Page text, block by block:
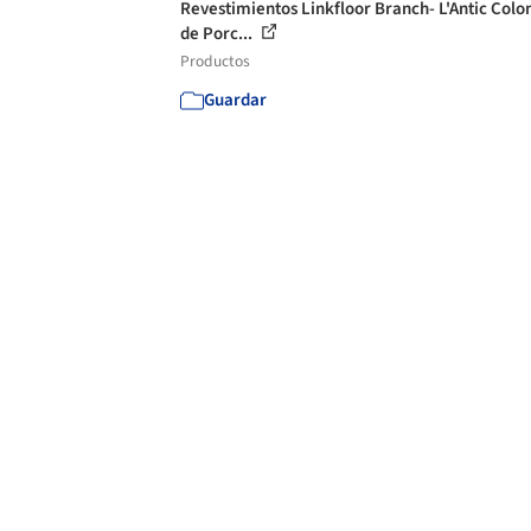
Revestimientos Linkfloor Branch- L'Antic
de Porc...
Productos
Guardar